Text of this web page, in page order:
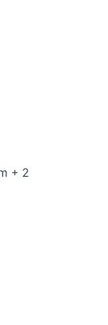
+ 2